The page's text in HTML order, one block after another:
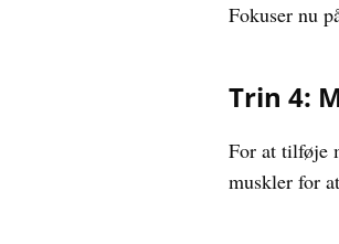
Fokuser nu
Trin 4:
For at tilføje
muskler for